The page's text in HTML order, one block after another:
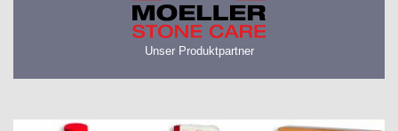
Unser Produktpartner